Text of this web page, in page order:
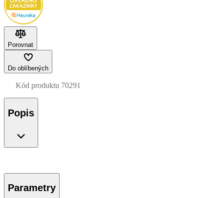
Porovnat
Do oblíbených
Kód produktu 70291
Popis
Parametry